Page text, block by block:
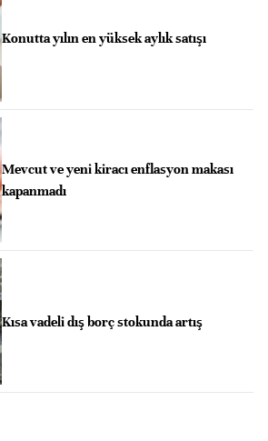
Konutta yılın en yüksek aylık satışı
Mevcut ve yeni kiracı enflasyon makası
kapanmadı
Kısa vadeli dış borç stokunda artış